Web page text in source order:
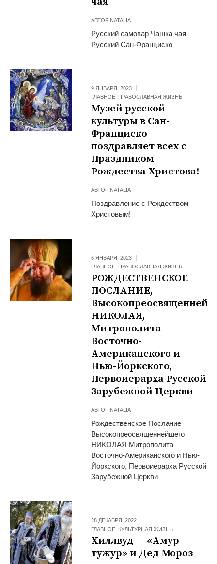
АВТОР NATALIA
Русский самовар Чашка чая
Русский Сан-Франциско
9 ЯНВАРЯ, 2023
ГЛАВНОЕ ПРАВОСЛАВНАЯ ЖИЗНЬ
Музей русской
культуры в Сан-
Франциско
поздравляет всех с
Праздником
Рождества Христова!
АВТОР NATALIA
Поздравление с Рождеством
Христовым!
6 ЯНВАРЯ, 2023
ГЛАВНОЕ ПРАВОСЛАВНАЯ ЖИЗНЬ
РОЖДЕСТВЕНСКОЕ
ПОСЛАНИЕ,
НИКОЛАЯ,
Митрополита
Восточно-
Американского и
Нью-Йоркского,
Первоиерарха Русской
Зарубежной Церкви
АВТОР NATALIA
Рождественское Послание
Высокопреосвященнейшего
НИКОЛАЯ Митрополита
Восточно-Американского и Нью-
Йоркского, Первоиерарха Русской
Зарубежной Церкви
28 ДЕКАБРЯ, 2022
ГЛАВНОЕ КУЛЬТУРНАЯ ЖИЗНЬ
Хиллвуд — «Амур-
тужур» и Дед Мороз